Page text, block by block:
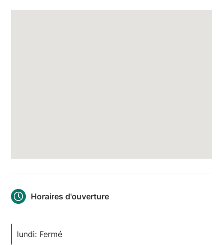
Horaires d'ouverture
lundi: Fermé